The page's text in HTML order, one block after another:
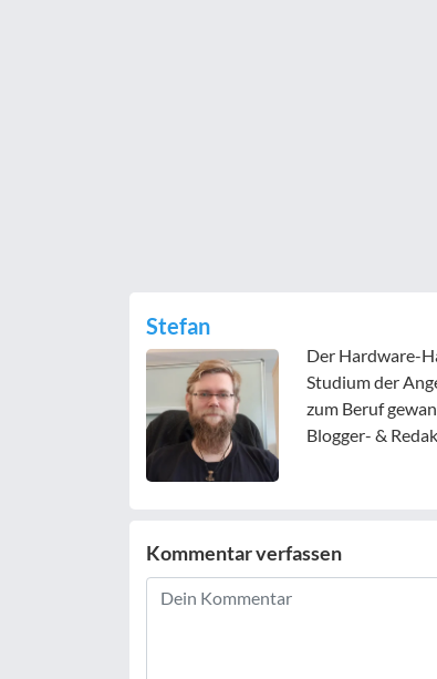
Stefan
Der Hardware-
Studium der
zum Beruf
Blogger- &
Kommentar verfassen